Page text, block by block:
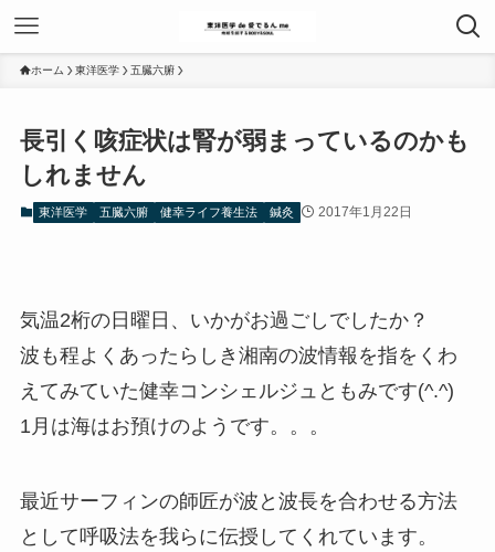
ホーム 東洋医学 五臓六腑
長引く咳症状は腎が弱まっているのかも
しれません
東洋医学 五臓六腑 健幸ライフ養生法 鍼灸 2017年1月22日
気温2桁の日曜日、いかがお過ごしでしたか？
波も程よくあったらしき湘南の波情報を指をくわ
えてみていた健幸コンシェルジュともみです(^.^)
1月は海はお預けのようです。。。
最近サーフィンの師匠が波と波長を合わせる方法
として呼吸法を我らに伝授してくれています。